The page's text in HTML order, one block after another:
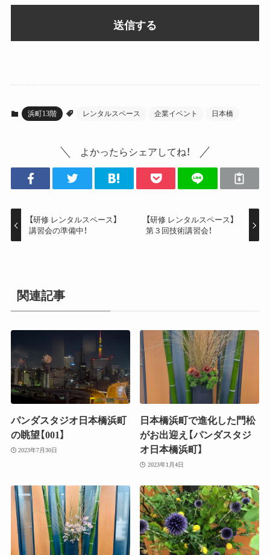
浜町13階 レンタルスペース 企業イベント 日本橋
よかったらシェアしてね！
【研修 レンタルスペース】
講習会の準備中！
【研修 レンタルスペース】
第３回技術講習会！
関連記事
パンダスタジオ日本橋浜町
の眺望【001】
2023年7月30日
日本橋浜町で進化した門松
がお出迎え【パンダスタジ
オ日本橋浜町】
2023年1月4日